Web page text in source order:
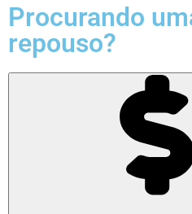
Procurando
repouso?